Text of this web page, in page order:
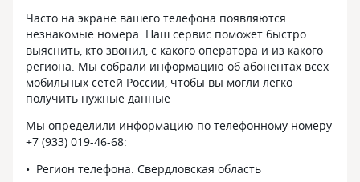
Часто на экране вашего телефона появляются
незнакомые номера. Наш сервис поможет быстро
выяснить, кто звонил, с какого оператора и из какого
региона. Мы собрали информацию об абонентах всех
мобильных сетей России, чтобы вы могли легко
получить нужные данные
Мы определили информацию по телефонному номеру
+7 (933) 019-46-68:
Регион телефона: Свердловская область